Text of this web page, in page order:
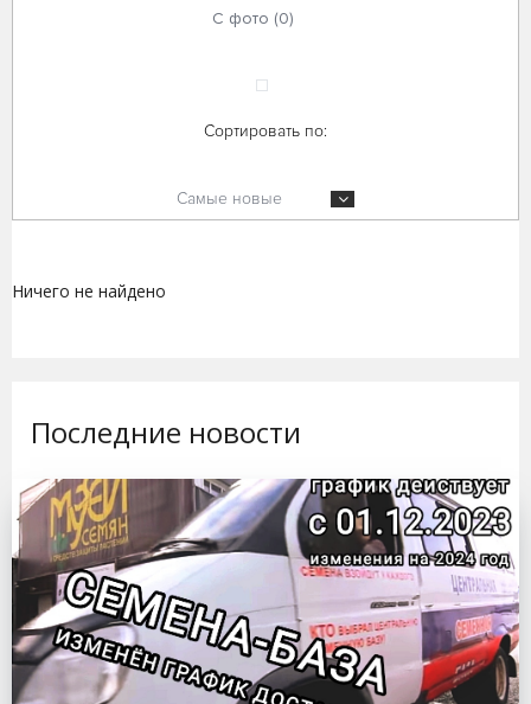
С фото (0)
Сортировать по:
Самые новые
Ничего не найдено
Последние новости